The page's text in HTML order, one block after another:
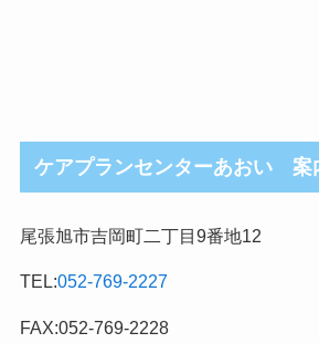
ケアプランセンターあおい 案
尾張旭市吉岡町二丁目9番地12
TEL:052-769-2227
FAX:052-769-2228